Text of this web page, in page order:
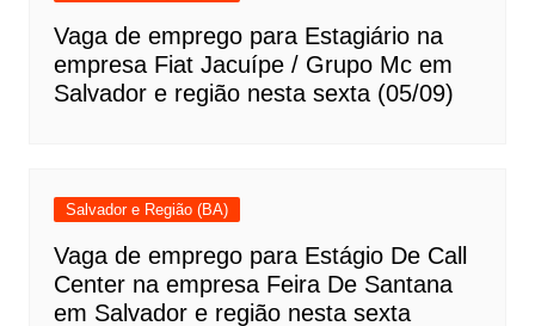
Vaga de emprego para Estagiário na
empresa Fiat Jacuípe / Grupo Mc em
Salvador e região nesta sexta (05/09)
Salvador e Região (BA)
Vaga de emprego para Estágio De Call
Center na empresa Feira De Santana
em Salvador e região nesta sexta